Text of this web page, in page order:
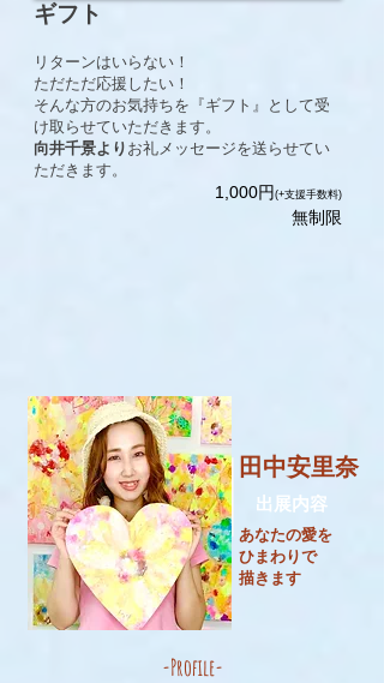
​1,000円 (+支援手数料)
無制限
ギフト
リターンはいらない！
ただただ応援したい！
そんな方のお気持ちを『ギフト』として受
け取らせていただきます。
向井千景より お礼メッセージを送らせてい
ただきます。
田中安里奈
​出展内容
-Profile-
あなたの愛を
ひまわりで
描きます